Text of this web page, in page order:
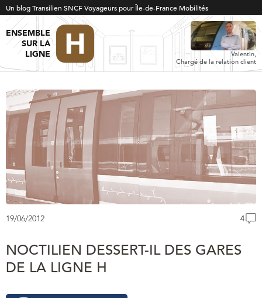
Un blog Transilien SNCF Voyageurs pour Île-de-France Mobilités
ENSEMBLE
SUR LA
LIGNE
Valentin,
Chargé de la relation client
19/06/2012 4
NOCTILIEN DESSERT-IL DES GARES
DE LA LIGNE H